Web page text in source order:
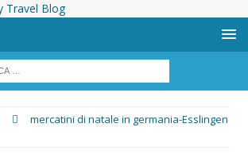
mercatini di natale in germania-Esslingen